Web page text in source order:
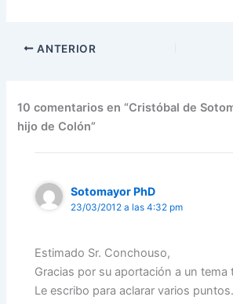
ANTERIOR
10 comentarios en “Cristóbal de
hijo de Colón”
Sotomayor PhD
23/03/2012 a las 4:32 pm
Estimado Sr. Conchouso,
Gracias por su aportación a un tema
Le escribo para aclarar varios